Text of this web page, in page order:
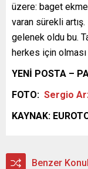
üzere: baget
varan sürekli
gelenek oldu bu.
herkes için olması
YENİ POSTA –
FOTO: Sergio
KAYNAK:
Benzer